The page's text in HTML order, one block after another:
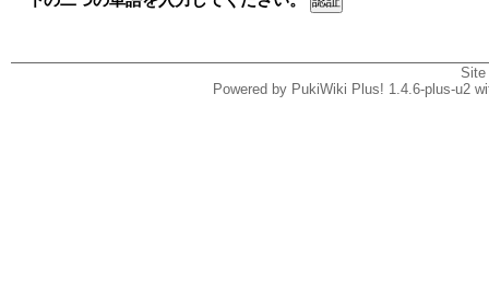
Powered by PukiWiki Plus! 1.4.6-plus-u2